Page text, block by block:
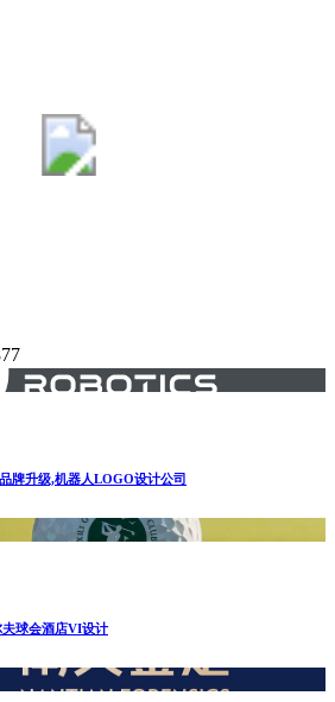
牌升级,机器人LOGO设计公司
球会酒店VI设计